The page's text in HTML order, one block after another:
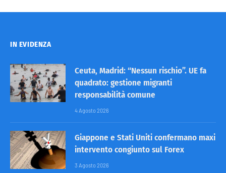
IN EVIDENZA
Ceuta, Madrid: “Nessun rischio”. UE fa
quadrato: gestione migranti
responsabilità comune
4 Agosto 2026
Giappone e Stati Uniti confermano maxi
intervento congiunto sul Forex
3 Agosto 2026